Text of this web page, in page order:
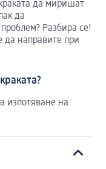
да миришат
да
Разбира се!
да направите при
изпотяване на